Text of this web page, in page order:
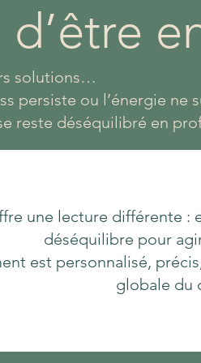
d’être
solutions…
persiste ou l’énergie ne
reste déséquilibré en
une lecture différente
déséquilibre pour
est personnalisé,
globale du